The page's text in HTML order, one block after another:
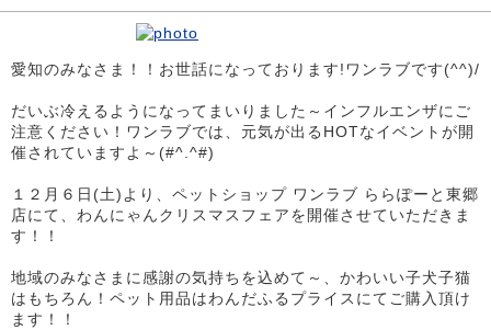
愛知のみなさま！！お世話になっております!ワンラブです(^^)/
だいぶ冷えるようになってまいりました～インフルエンザにご
注意ください！ワンラブでは、元気が出るHOTなイベントが開
催されていますよ～(#^.^#)
１２月６日(土)より、ペットショップ ワンラブ ららぽーと東郷
店にて、わんにゃんクリスマスフェアを開催させていただきま
す！！
地域のみなさまに感謝の気持ちを込めて～、かわいい子犬子猫
はもちろん！ペット用品はわんだふるプライスにてご購入頂け
ます！！